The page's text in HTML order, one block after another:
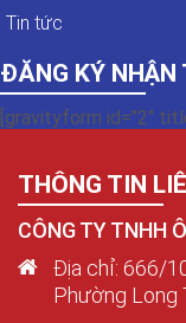
Tin tức
ĐĂNG KÝ NHẬN
[gravityform id="2"
THÔNG TIN
CÔNG TY TNHH
Địa chỉ: 666/
Phường Long